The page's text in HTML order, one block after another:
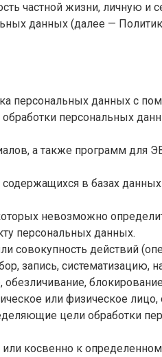
частной жизни, личную и
данных (далее —
персональных данных с
персональных
а также программ для
в базах
невозможно
персональных данных.
совокупность действий
запись, систематизацию,
обезличивание,
или физическое
цели обработки
косвенно к